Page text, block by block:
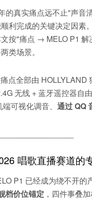
的真实痛点远不止"声
利完成的关键决定因
按"痛点 → MELO P1
类场景。
点全部由
无线 + 蓝牙遥控器自
可视化调音、 通过 QQ
唱歌直播赛道的
P1 已经成为绕不开
档价位锚定 ，四件事叠